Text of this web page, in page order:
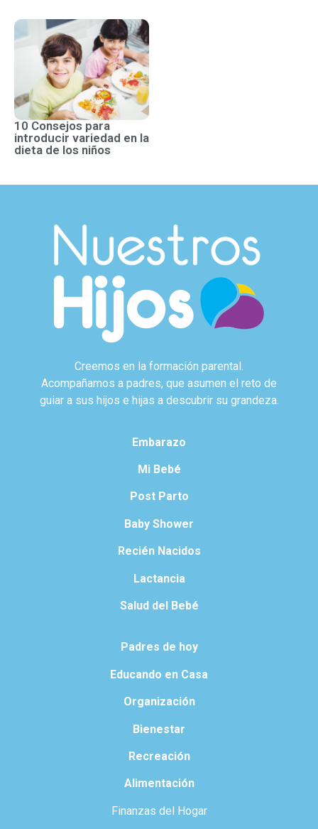
10 Consejos para
introducir variedad en la
dieta de los niños
Creemos en la formación parental.
Acompañamos a padres, que asumen el reto de
guiar a sus hijos e hijas a descubrir su grandeza.
Embarazo
Mi Bebé
Post Parto
Baby Shower
Recién Nacidos
Lactancia
Salud del Bebé
Padres de hoy
Educando en Casa
Organización
Bienestar
Recreación
Alimentación
Finanzas del Hogar